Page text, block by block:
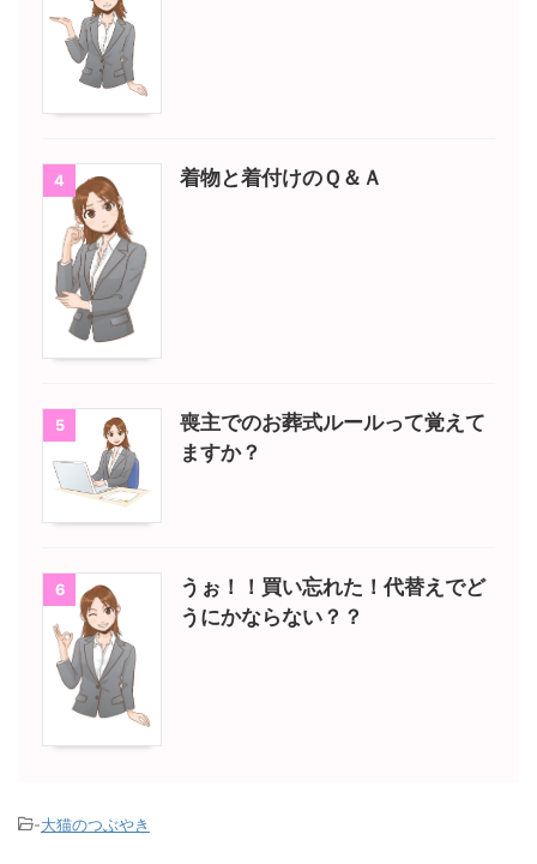
4 着物と着付けのＱ＆Ａ
5
喪主でのお葬式ルールって覚えて
ますか？
6
うぉ！！買い忘れた！代替えでど
うにかならない？？
-大猫のつぶやき